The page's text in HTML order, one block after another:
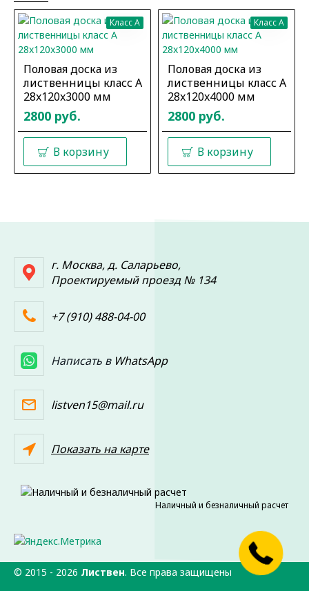
Класс A
Половая доска из
лиственницы класс А
28x120x3000 мм
2800 руб.
В корзину
Класс A
Половая доска из
лиственницы класс А
28x120x4000 мм
2800 руб.
В корзину
г. Москва, д. Саларьево,
Проектируемый проезд № 134
+7 (910) 488-04-00
Написать в WhatsApp
listven15@mail.ru
Показать на карте
Наличный и безналичный расчет
© 2015 - 2026 Листвен. Все права защищены